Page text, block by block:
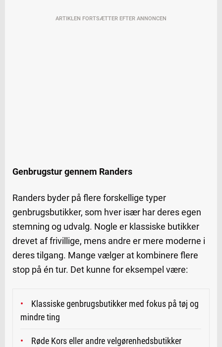
ARTIKLEN FORTSÆTTER EFTER ANNONCEN
Genbrugstur gennem Randers
Randers byder på flere forskellige typer
genbrugsbutikker, som hver især har deres egen
stemning og udvalg. Nogle er klassiske butikker
drevet af frivillige, mens andre er mere moderne i
deres tilgang. Mange vælger at kombinere flere
stop på én tur. Det kunne for eksempel være:
Klassiske genbrugsbutikker med fokus på tøj og
mindre ting
Røde Kors eller andre velgørenhedsbutikker